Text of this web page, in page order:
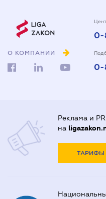
О КОМПАНИИ
0-
0-
Реклама и PR
на
ТАРИФЫ